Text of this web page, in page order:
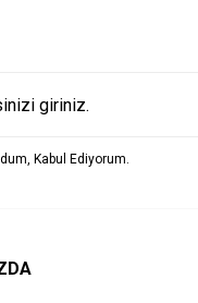
Kabul Ediyorum.